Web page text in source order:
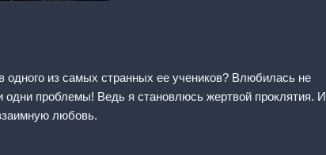
из самых странных ее учеников? Влюбилась не
проблемы! Ведь я становлюсь жертвой проклятия. И
любовь.